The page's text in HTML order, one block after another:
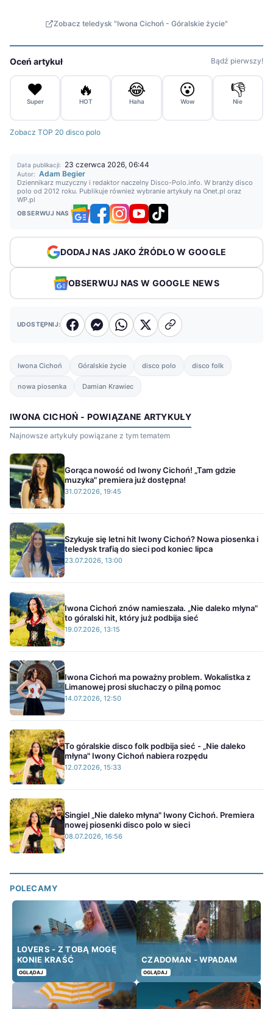
Zobacz teledysk "Iwona Cichoń - Góralskie życie"
Oceń artykuł Bądź pierwszy!
❤️
Super
🔥
HOT
😂
Haha
😮
Wow
👎
Nie
Zobacz TOP 20 disco polo
Data publikacji: 23 czerwca 2026, 06:44
Autor: Adam Begier
Dziennikarz muzyczny i redaktor naczelny Disco-Polo.info. W branży disco
polo od 2012 roku. Publikuje również wybranie artykuły na Onet.pl oraz
WP.pl
OBSERWUJ NAS
DODAJ NAS JAKO ŹRÓDŁO W GOOGLE
OBSERWUJ NAS W GOOGLE NEWS
UDOSTĘPNIJ:
Iwona Cichoń Góralskie życie disco polo disco folk
nowa piosenka Damian Krawiec
IWONA CICHOŃ - POWIĄZANE ARTYKUŁY
Najnowsze artykuły powiązane z tym tematem
Gorąca nowość od Iwony Cichoń! „Tam gdzie
muzyka" premiera już dostępna!
31.07.2026, 19:45
Szykuje się letni hit Iwony Cichoń? Nowa piosenka i
teledysk trafią do sieci pod koniec lipca
23.07.2026, 13:00
Iwona Cichoń znów namieszała. „Nie daleko młyna"
to góralski hit, który już podbija sieć
19.07.2026, 13:15
Iwona Cichoń ma poważny problem. Wokalistka z
Limanowej prosi słuchaczy o pilną pomoc
14.07.2026, 12:50
To góralskie disco folk podbija sieć - „Nie daleko
młyna" Iwony Cichoń nabiera rozpędu
12.07.2026, 15:33
Singiel „Nie daleko młyna" Iwony Cichoń. Premiera
nowej piosenki disco polo w sieci
08.07.2026, 16:56
POLECAMY
LOVERS - Z TOBĄ MOGĘ
KONIE KRAŚĆ
OGLĄDAJ
CZADOMAN - WPADAM
OGLĄDAJ